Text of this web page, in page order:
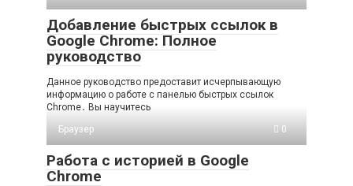
Добавление быстрых ссылок в
Google Chrome: Полное
руководство
Данное руководство предоставит исчерпывающую
информацию о работе с панелью быстрых ссылок
Chrome․ Вы научитесь
Браузер
0
Работа с историей в Google
Chrome